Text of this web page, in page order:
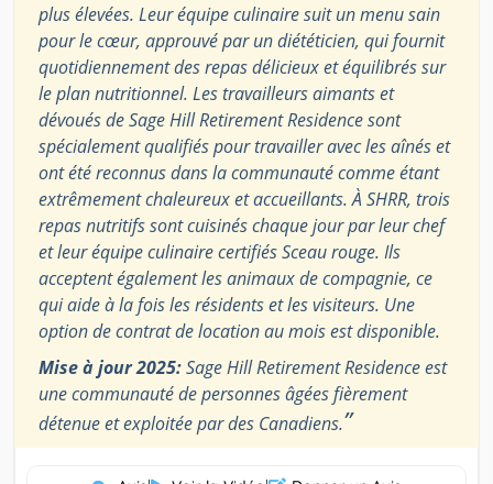
plus élevées. Leur équipe culinaire suit un menu sain
pour le cœur, approuvé par un diététicien, qui fournit
quotidiennement des repas délicieux et équilibrés sur
le plan nutritionnel. Les travailleurs aimants et
dévoués de Sage Hill Retirement Residence sont
spécialement qualifiés pour travailler avec les aînés et
ont été reconnus dans la communauté comme étant
extrêmement chaleureux et accueillants. À SHRR, trois
repas nutritifs sont cuisinés chaque jour par leur chef
et leur équipe culinaire certifiés Sceau rouge. Ils
acceptent également les animaux de compagnie, ce
qui aide à la fois les résidents et les visiteurs. Une
option de contrat de location au mois est disponible.
Mise à jour 2025:Sage Hill Retirement Residence est
une communauté de personnes âgées fièrement
détenue et exploitée par des Canadiens.”